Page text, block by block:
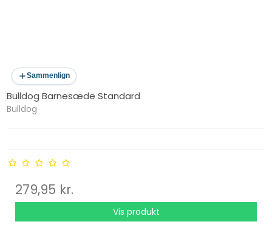
Sammenlign
Bulldog Barnesæde Standard
Bulldog
279,95 kr.
Vis produkt